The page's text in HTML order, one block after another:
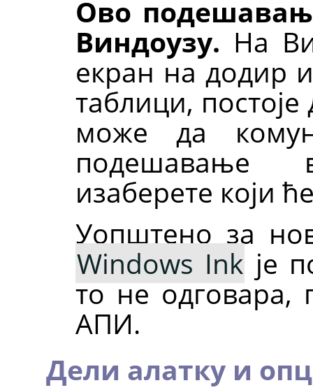
Ово
Виндоузу. На
екран на додир
таблици,
може да
подешавање
изаберете који
Уопштено за
Windows Ink је
то не одговара,
АПИ.
Дели алатку и